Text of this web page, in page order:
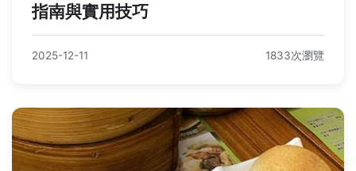
指南與實用技巧
2025-12-11 1833次瀏覽